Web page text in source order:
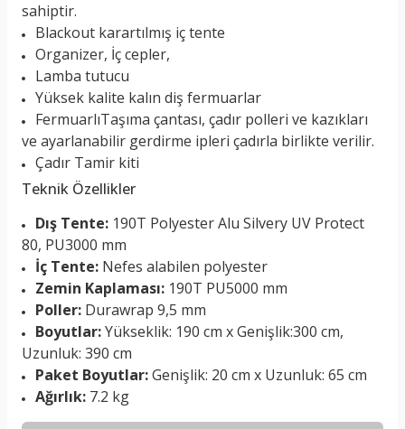
sahiptir.
Blackout karartılmış iç tente
Organizer, İç cepler,
Lamba tutucu
Yüksek kalite kalın diş fermuarlar
FermuarlıTaşıma çantası, çadır polleri ve kazıkları
ve ayarlanabilir gerdirme ipleri çadırla birlikte verilir.
Çadır Tamir kiti
Teknik Özellikler
Dış Tente: 190T Polyester Alu Silvery UV Protect
80, PU3000 mm
İç Tente: Nefes alabilen polyester
Zemin Kaplaması: 190T PU5000 mm
Poller: Durawrap 9,5 mm
Boyutlar:Yükseklik: 190 cm x Genişlik:300 cm,
Uzunluk: 390 cm
Paket Boyutlar:Genişlik: 20 cm x Uzunluk: 65 cm
Ağırlık: 7.2 kg